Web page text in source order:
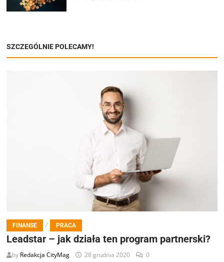
SZCZEGÓLNIE POLECAMY!
FINANSE / PRACA
Leadstar – jak działa ten program partnerski?
by Redakcja CityMag 28 grudnia 2020 0